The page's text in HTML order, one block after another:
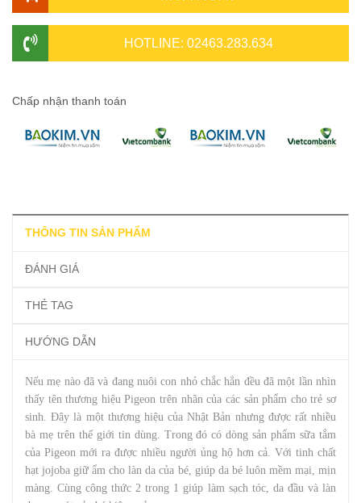
HOTLINE: 02463.283.634
Chấp nhận thanh toán
THÔNG TIN SẢN PHẨM
ĐÁNH GIÁ
THẺ TAG
HƯỚNG DẪN
Nếu mẹ nào đã và đang nuôi con nhỏ chắc hẳn đều đã một lần nhìn
thấy tên thương hiệu Pigeon trên nhãn của các sản phẩm cho trẻ sơ
sinh. Đây là một thương hiệu của Nhật Bản nhưng được rất nhiều
bà mẹ trên thế giới tin dùng. Trong đó có dòng sản phẩm sữa tắm
của Pigeon mới ra được nhiều người ủng hộ hơn cả. Với tinh chất
hạt jojoba giữ ẩm cho làn da của bé, giúp da bé luôn mềm mại, mịn
màng. Cùng công thức 2 trong 1 giúp làm sạch tóc, da đầu và làn